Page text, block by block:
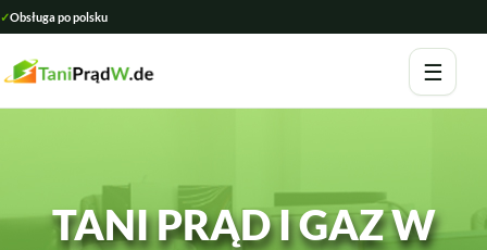
✓Obsługa po polsku
☰
Skip
to
content
TANI PRĄD I GAZ W